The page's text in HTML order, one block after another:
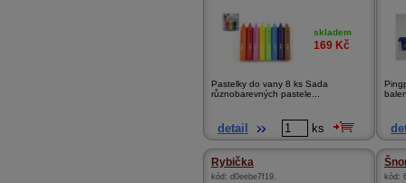
skladem
169 Kč
Pastelky do vany 8 ks Sada
různobarevných pastele...
detail ks
Rybička
kód: d0eebe7f19, kód: